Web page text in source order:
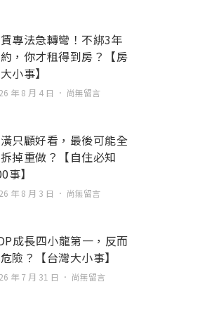
專法急轉彎！不綁3年
，你才租得到房？【房
小事】
年 8 月 4 日 尚無留言
只顧好看，最後可能全
掉重做？【自住必知
事】
年 8 月 3 日 尚無留言
成長四小龍第一，反而
險？【台灣大小事】
年 7 月 31 日 尚無留言